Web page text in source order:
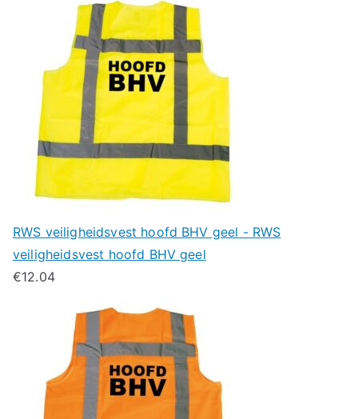
RWS veiligheidsvest hoofd BHV geel - RWS
veiligheidsvest hoofd BHV geel
€12.04